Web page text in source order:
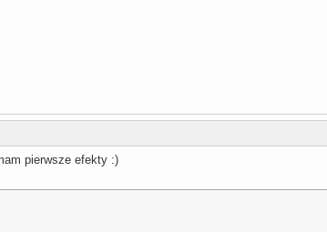
pierwsze efekty :)